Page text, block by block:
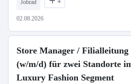
Jobrad
02.08.2026
Store Manager / Filialleitung
(w/m/d) für zwei Standorte
Luxury Fashion Segment